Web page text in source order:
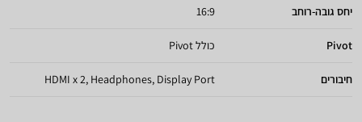
יחס גובה-רוחב 16:9
Pivot כולל Pivot
חיבורים HDMI x 2, Headphones, Display Port